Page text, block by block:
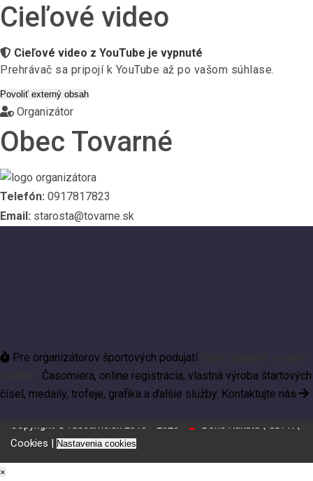
Cieľové video
Cieľové video z YouTube je vypnuté
Prehrávač sa pripojí k YouTube až po vašom súhlase.
Povoliť externý obsah
Organizátor
Obec Tovarné
Telefón: 0917817823
Email: starosta@tovarne.sk
Pre organizátorov športových podujatí
Časomiera, online registrácia, vlastná výroba štartových
čísel, medaily, trofeje, grafika a ďalšie služby. Kontaktujte nás
Copyright © racetime.sk 2018 - 2026 Boris Kakuta | GDPR |
Cookies | Nastavenia cookies
×